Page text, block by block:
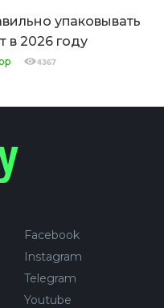
упаковывать
в 2026 году
4367
Facebook
Instagram
Telegram
Youtube